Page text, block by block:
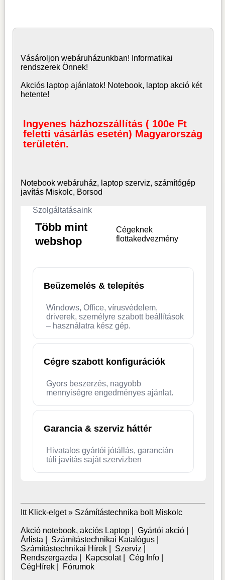
Vásároljon webáruházunkban! Informatikai
rendszerek Önnek!
Akciós laptop ajánlatok! Notebook, laptop akció két
hetente!
Ingyenes házhozszállítás ( 100e Ft
feletti vásárlás esetén) Magyarország
területén.
Notebook webáruház, laptop szerviz, számítógép
javítás Miskolc, Borsod
Szolgáltatásaink
Több mint
webshop
Cégeknek
flottakedvezmény
Beüzemelés & telepítés
Windows, Office, vírusvédelem,
driverek, személyre szabott beállítások
– használatra kész gép.
Cégre szabott konfigurációk
Gyors beszerzés, nagyobb
mennyiségre engedményes ajánlat.
Garancia & szerviz háttér
Hivatalos gyártói jótállás, garancián
túli javítás saját szervizben
Itt Klick-elget » Számítástechnika bolt Miskolc
Akció notebook, akciós Laptop| Gyártói akció|
Árlista
Számítástechnikai Katalógus|
Számítástechnikai Hírek| Szerviz
Rendszergazda
Kapcsolat| Cég Info|
CégHírek| Fórumok